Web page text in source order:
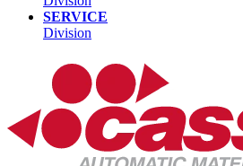
SERVICE
Division